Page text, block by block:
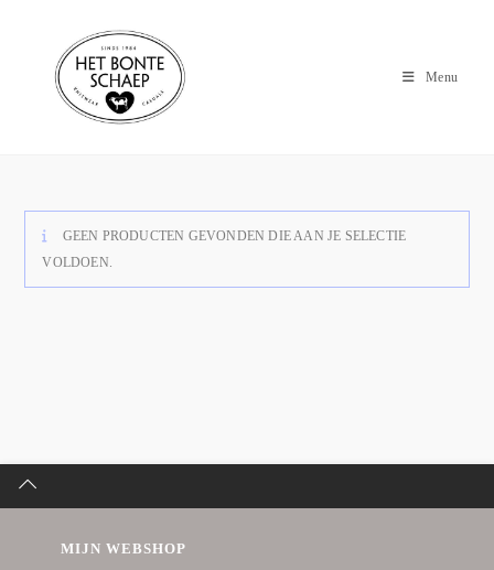
Menu
GEEN PRODUCTEN GEVONDEN DIE AAN JE SELECTIE
VOLDOEN.
MIJN WEBSHOP